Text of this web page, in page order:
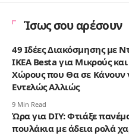
Ίσως σου αρέσουν
49 Ιδέες Διακόσμησης με
IKEA Besta για Μικρούς
Χώρους που Θα σε Κάνουν
Εντελώς Αλλιώς
9 Min Read
Ώρα για DIY: Φτιάξε
πουλάκια με άδεια ρολά